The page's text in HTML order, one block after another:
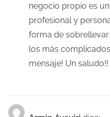
negocio propio es
profesional y
forma de
los más
mensaje! Un saludo!!